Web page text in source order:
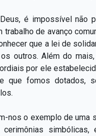
é impossível não
de avanço
que a lei de
outros. Além do
por ele
que fomos dotados,
o exemplo de uma